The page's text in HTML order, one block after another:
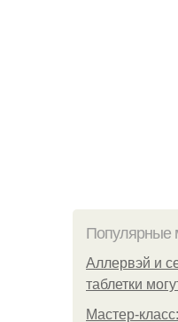
Популярные
Аллервэй и
таблетки
Мастер-